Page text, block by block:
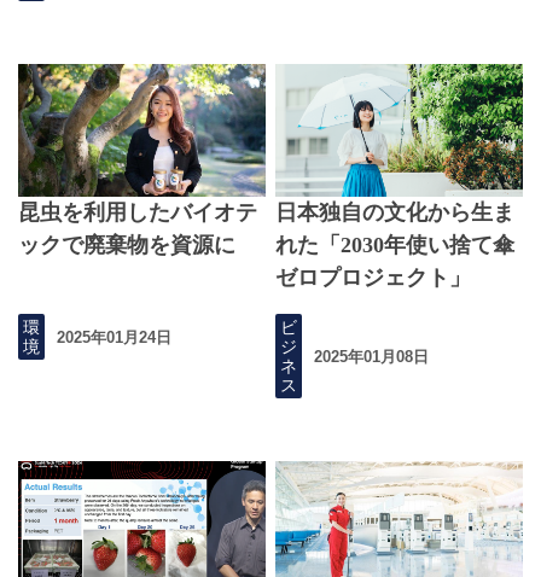
昆虫を利用したバイオテ
ックで廃棄物を資源に
環
境
2025年01月24日
日本独自の文化から生ま
れた「2030年使い捨て傘
ゼロプロジェクト」
ビ
ジ
ネ
ス
2025年01月08日